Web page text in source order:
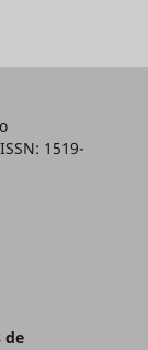
1519-
de